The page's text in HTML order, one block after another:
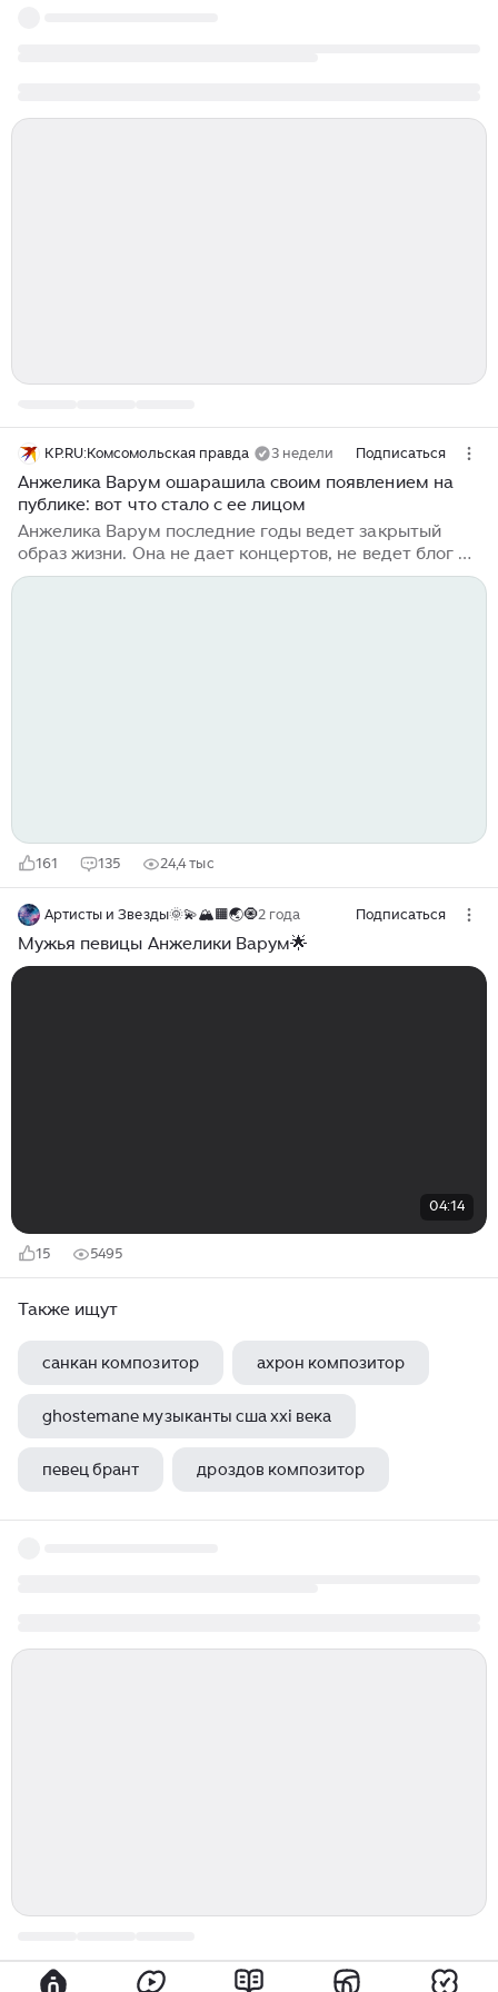
KP.RU:Комсомольская правда 3 недели Подписаться
Анжелика Варум ошарашила своим появлением на
публике: вот что стало с ее лицом
Анжелика Варум последние годы ведет закрытый
образ жизни. Она не дает концертов, не ведет блог и
не появляется на светских тусовках. Ходили слухи,
161 135 24,4 тыс
Артисты и Звезды🌞💫🏔🟧🌏🧿2 года Подписаться
Мужья певицы Анжелики Варум🌟
04:14
15 5495
Также ищут
санкан композитор ахрон композитор
ghostemane музыканты сша xxi века
певец брант дроздов композитор